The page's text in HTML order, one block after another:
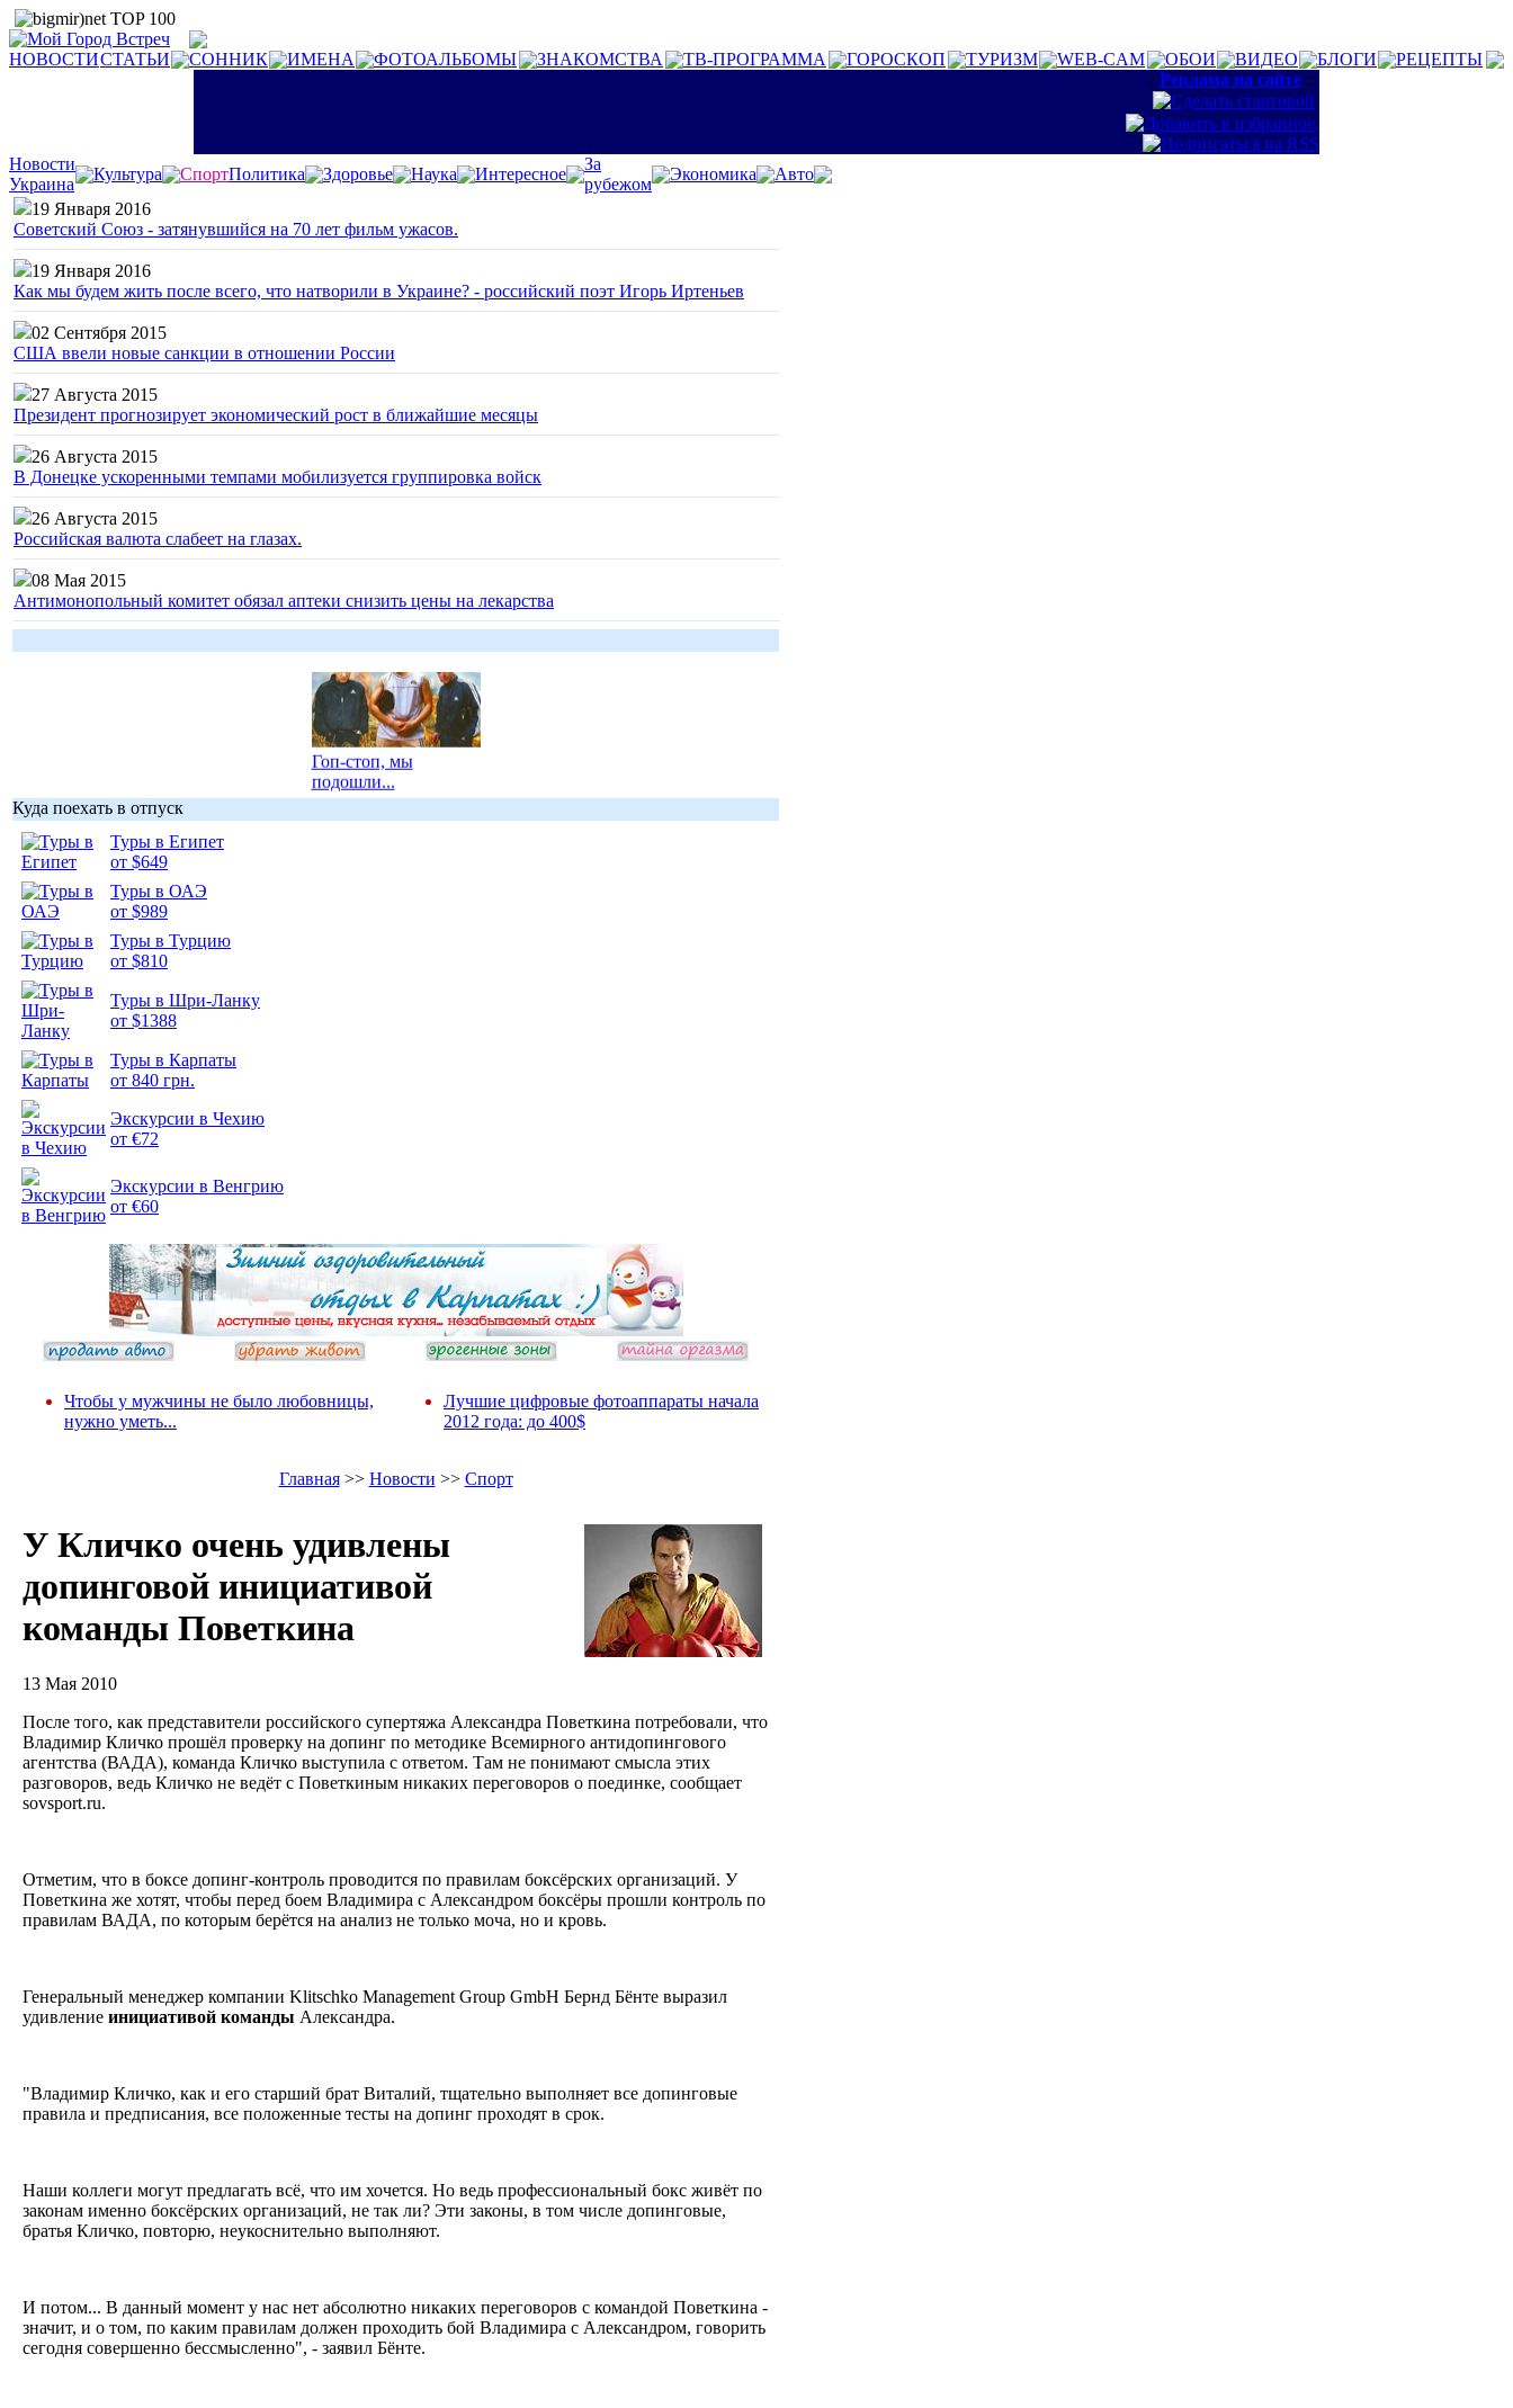
НОВОСТИСТАТЬИ СОННИК ИМЕНА ФОТОАЛЬБОМЫ ЗНАКОМСТВА ТВ-ПРОГРАММА ГОРОСКОП ТУРИЗМ WEB-CAM ОБОИ ВИДЕО БЛОГИ
РЕЦЕПТЫ
:: Реклама на сайте ::
Новости
Украина
Культура СпортПолитика Здоровье Наука Интересное
За
рубежом
Экономика
Авто
19 Января 2016
Советский Союз - затянувшийся на 70 лет фильм ужасов.
19 Января 2016
Как мы будем жить после всего, что натворили в Украине? - российский поэт Игорь Иртеньев
02 Сентября 2015
США ввели новые санкции в отношении России
27 Августа 2015
Президент прогнозирует экономический рост в ближайшие месяцы
26 Августа 2015
В Донецке ускоренными темпами мобилизуется группировка войск
26 Августа 2015
Российская валюта слабеет на глазах.
08 Мая 2015
Антимонопольный комитет обязал аптеки снизить цены на лекарства
Гоп-стоп, мы
подошли...
Куда поехать в отпуск
Туры в Египет
от $649
Туры в ОАЭ
от $989
Туры в Турцию
от $810
Туры в Шри-Ланку
от $1388
Туры в Карпаты
от 840 грн.
Экскурсии в Чехию
от €72
Экскурсии в Венгрию
от €60
Чтобы у мужчины не было любовницы,
нужно уметь...
Лучшие цифровые фотоаппараты начала
2012 года: до 400$
Главная>> Новости >> Спорт
У Кличко очень удивлены
допинговой инициативой
команды Поветкина
13 Мая 2010
После того, как представители российского супертяжа Александра Поветкина потребовали, что
Владимир Кличко прошёл проверку на допинг по методике Всемирного антидопингового
агентства (ВАДА), команда Кличко выступила с ответом. Там не понимают смысла этих
разговоров, ведь Кличко не ведёт с Поветкиным никаких переговоров о поединке, сообщает
sovsport.ru.
Отметим, что в боксе допинг-контроль проводится по правилам боксёрских организаций. У
Поветкина же хотят, чтобы перед боем Владимира с Александром боксёры прошли контроль по
правилам ВАДА, по которым берётся на анализ не только моча, но и кровь.
Генеральный менеджер компании Klitschko Management Group GmbH Бернд Бёнте выразил
удивление инициативой команды Александра.
"Владимир Кличко, как и его старший брат Виталий, тщательно выполняет все допинговые
правила и предписания, все положенные тесты на допинг проходят в срок.
Наши коллеги могут предлагать всё, что им хочется. Но ведь профессиональный бокс живёт по
законам именно боксёрских организаций, не так ли? Эти законы, в том числе допинговые,
братья Кличко, повторю, неукоснительно выполняют.
И потом... В данный момент у нас нет абсолютно никаких переговоров с командой Поветкина -
значит, и о том, по каким правилам должен проходить бой Владимира с Александром, говорить
сегодня совершенно бессмысленно", - заявил Бёнте.